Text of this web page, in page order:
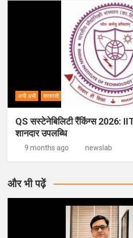
अभी अभी वाराणसी
QS सस्टेनेबिलिटी रैंकिंग्स 2026:
शानदार उपलब्धि
9 months ago newslab
और भी पढ़ें